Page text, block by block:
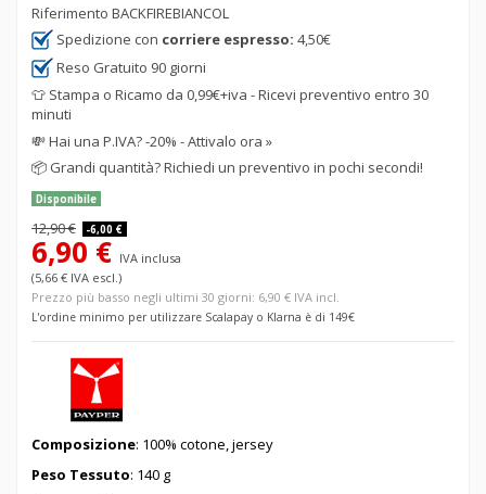
Riferimento BACKFIREBIANCOL
Spedizione con corriere espresso: 4,50€
Reso Gratuito 90 giorni
👕 Stampa o Ricamo da 0,99€+iva - Ricevi preventivo entro 30
minuti
💸Hai una P.IVA? -20% - Attivalo ora »
📦 Grandi quantità? Richiedi un preventivo in pochi secondi!
Disponibile
12,90 € -6,00 €
6,90 € IVA inclusa
(5,66 € IVA escl.)
Prezzo più basso negli ultimi 30 giorni: 6,90 € IVA incl.
L'ordine minimo per utilizzare Scalapay o Klarna è di 149€
Composizione: 100% cotone, jersey
Peso Tessuto: 140 g